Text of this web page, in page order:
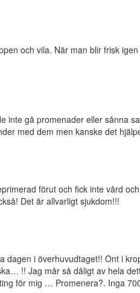
och vila. När man blir frisk
inte gå promenader eller sånna
med dem men kanske det
förut och fick inte vård
Det är allvarligt sjukdom!!!
dagen i överhuvudtaget!! Ont i
!! Jag mår så dåligt av hela
för mig … Promenera?. Inga